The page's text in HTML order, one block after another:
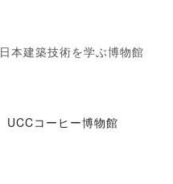
日本建築技術を学ぶ博物館
UCCコーヒー博物館